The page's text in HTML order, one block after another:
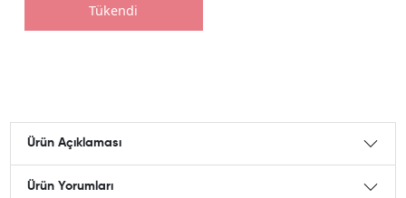
Tükendi
Ürün Açıklaması
Ürün Yorumları